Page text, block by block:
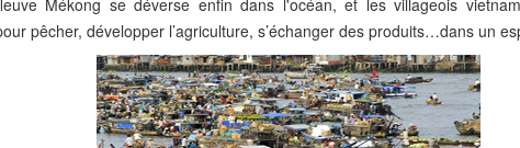
Mékong se déverse enfin dans l'océan, et les villageois
pêcher, développer l’agriculture, s’échanger des produits…dans un